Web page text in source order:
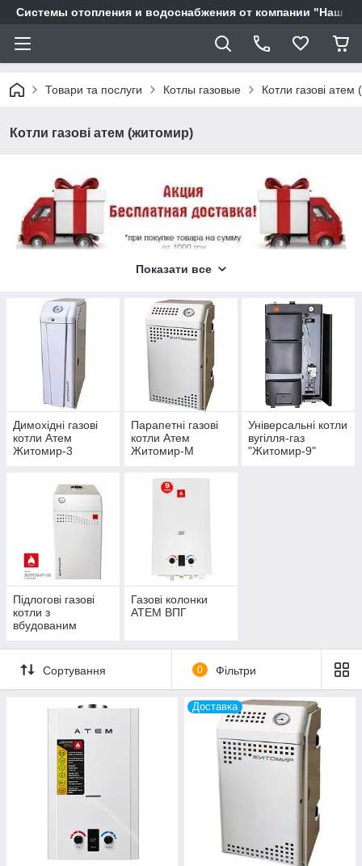
Системы отопления и водоснабжения от компании "Наш
Товари та послуги Котлы газовые Котли газові
Котли газові атем (житомир)
Показати все
Димохідні газові
котли Атем
Житомир-3
Парапетні газові
котли Атем
Житомир-М
Універсальні котли
вугілля-газ
"Житомир-9"
Підлогові газові
котли з
вбудованим
"Житомир-3В"
Газові колонки
АТЕМ ВПГ
Сортування 0 Фільтри
Доставка